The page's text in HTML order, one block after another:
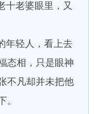
老婆眼里，又
轻人，看上去
态相，只是眼神
不凡却并未把他
。